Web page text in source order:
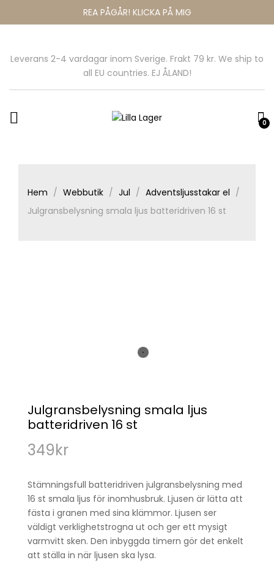
REA PÅGÅR! KLICKA PÅ MIG
Leverans 2-4 vardagar inom Sverige. Frakt 79 kr. We ship to
all EU countries. EJ ÅLAND!
0
Hem Webbutik Jul
Adventsljusstakar el
Julgransbelysning smala ljus batteridriven 16 st
Julgransbelysning smala ljus
batteridriven 16 st
349kr
Stämningsfull batteridriven julgransbelysning med
16 st smala ljus för inomhusbruk. Ljusen är lätta att
fästa i granen med sina klämmor. Ljusen ser
väldigt verklighetstrogna ut och ger ett mysigt
varmvitt sken. Den inbyggda timern gör det enkelt
att ställa in när ljusen ska lysa.